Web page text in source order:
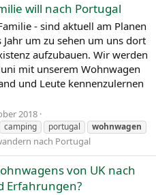
will nach Portugal
- sind aktuell am Planen
um zu sehen um uns dort
aufzubauen. Wir werden
mit unserem Wohnwagen
und Leute kennenzulernen
2018
camping portugal wohnwagen
nach Portugal
von UK nach
Erfahrungen?